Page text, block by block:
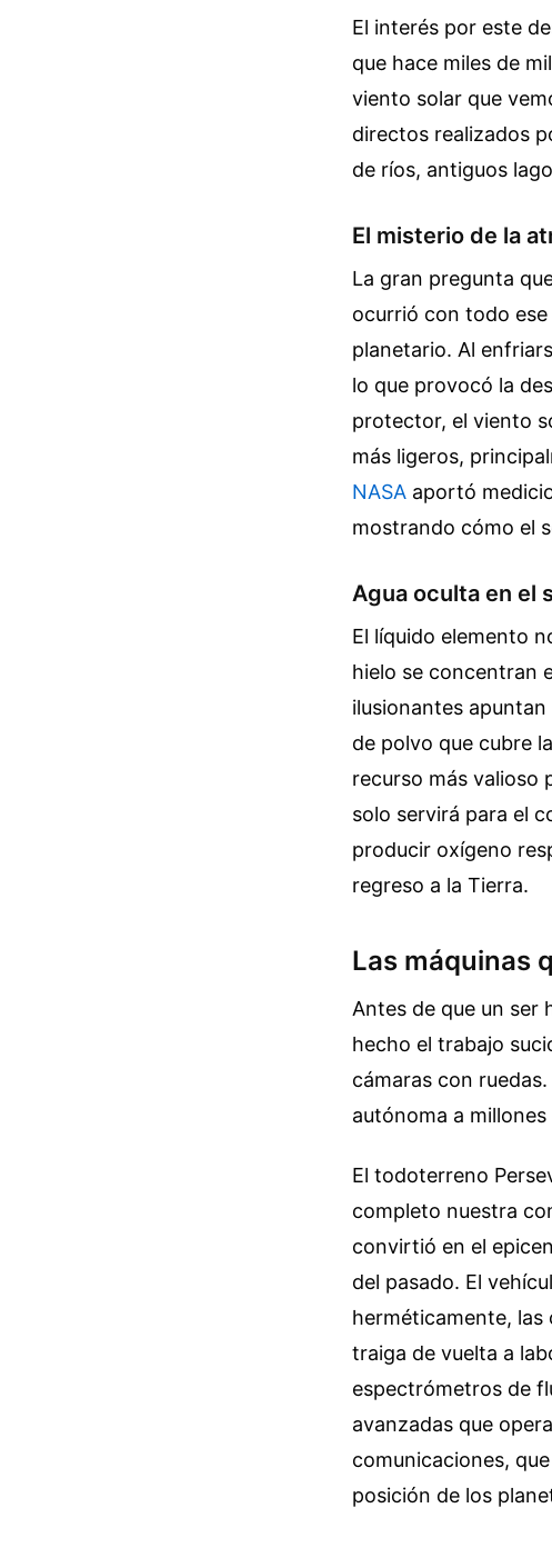
El interés por este
que hace miles de
viento solar que
directos realizados
de ríos, antiguos
El misterio de la
La gran pregunta
ocurrió con todo
planetario. Al
lo que provocó la
protector, el viento
más ligeros,
NASA aportó
mostrando cómo el
Agua oculta en el
El líquido elemento
hielo se concentran
ilusionantes
de polvo que cubre
recurso más valioso
solo servirá para el
producir oxígeno
regreso a la Tierra.
Las máquinas
Antes de que un ser
hecho el trabajo
cámaras con
autónoma a
El todoterreno
completo nuestra
convirtió en el
del pasado. El
herméticamente, las
traiga de vuelta a
espectrómetros de
avanzadas que
comunicaciones,
posición de los